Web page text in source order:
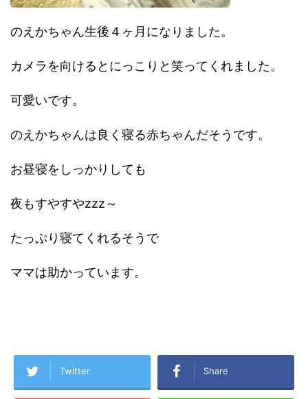
のえかちゃん生後４ヶ月になりました。
カメラを向けるとにっこりと笑ってくれました。
可愛いです。
のえかちゃんは良く寝る赤ちゃんだそうです。
お昼寝をしっかりしても
夜もすやすやzzz～
たっぷり寝てくれるそうで
ママは助かっています。
Twitter Share